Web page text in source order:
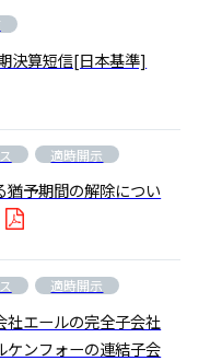
決算短信[日本基準]
適時開示
猶予期間の解除につい
適時開示
社エールの完全子会社
ケンフォーの連結子会